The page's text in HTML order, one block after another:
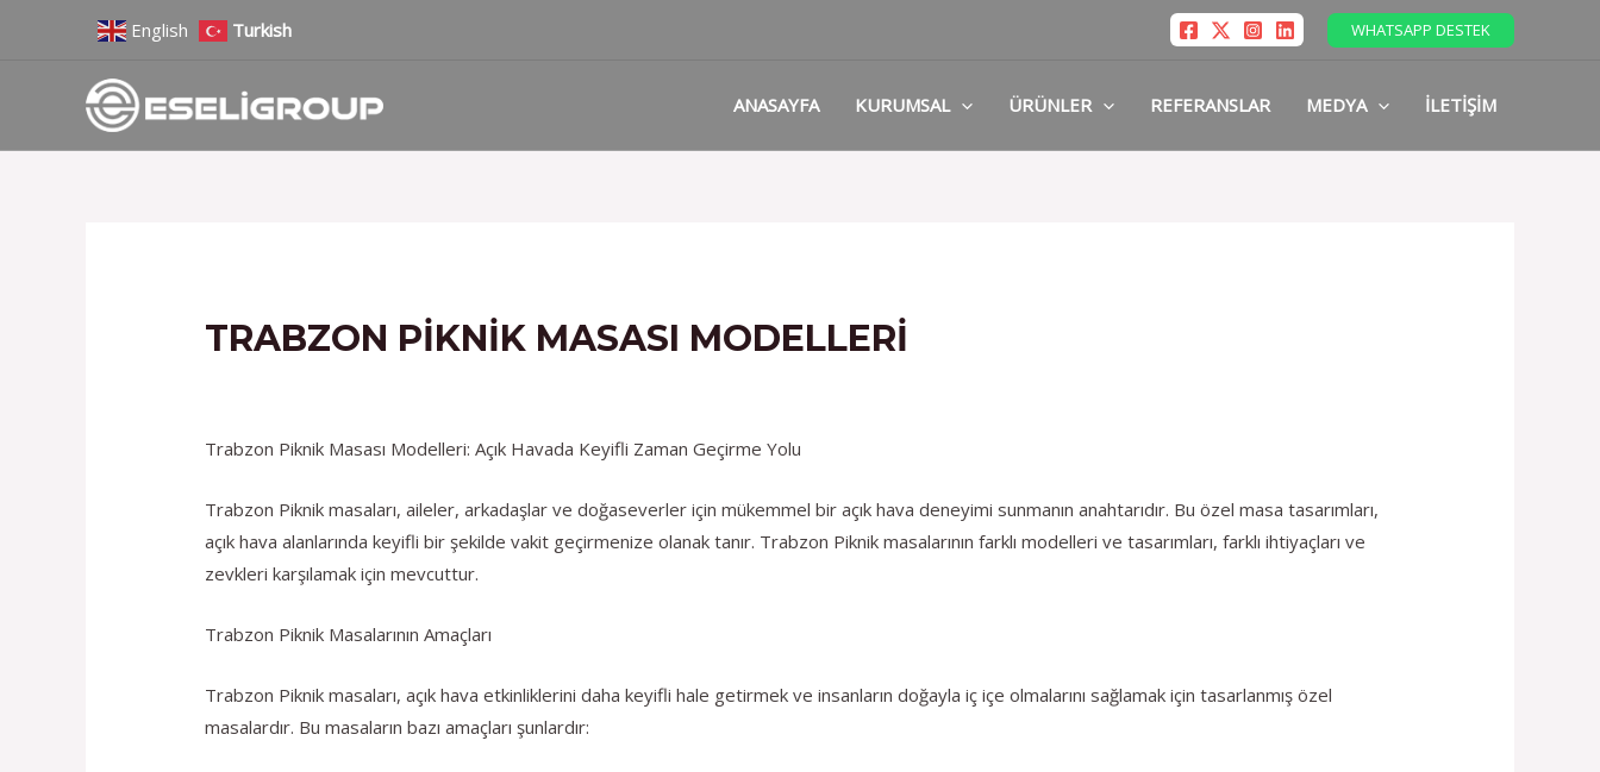
English Turkish WHATSAPP DESTEK
ANASAYFA KURUMSAL ÜRÜNLER REFERANSLAR MEDYA İLETIŞIM
TRABZON PIKNIK MASASI MODELLERI
Trabzon Piknik Masası Modelleri: Açık Havada Keyifli Zaman Geçirme Yolu
Trabzon Piknik masaları, aileler, arkadaşlar ve doğaseverler için mükemmel bir açık hava deneyimi sunmanın anahtarıdır. Bu özel masa tasarımları,
açık hava alanlarında keyifli bir şekilde vakit geçirmenize olanak tanır. Trabzon Piknik masalarının farklı modelleri ve tasarımları, farklı ihtiyaçları ve
zevkleri karşılamak için mevcuttur.
Trabzon Piknik Masalarının Amaçları
Trabzon Piknik masaları, açık hava etkinliklerini daha keyifli hale getirmek ve insanların doğayla iç içe olmalarını sağlamak için tasarlanmış özel
masalardır. Bu masaların bazı amaçları şunlardır:
gezinmesi